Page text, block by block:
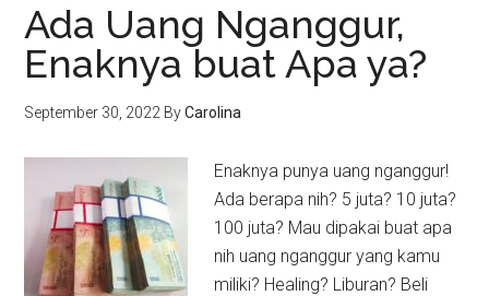
Ada Uang Nganggur,
Enaknya buat Apa ya?
September 30, 2022 ByCarolina
Enaknya punya uang nganggur!
Ada berapa nih? 5 juta? 10 juta?
100 juta? Mau dipakai buat apa
nih uang nganggur yang kamu
miliki? Healing? Liburan? Beli